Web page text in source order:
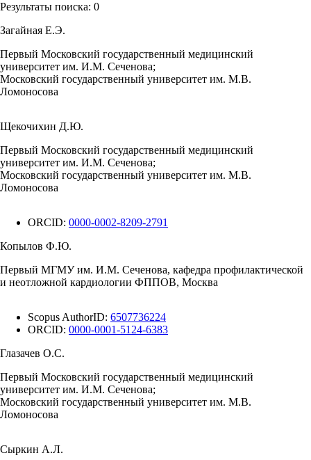
Результаты поиска: 0
Загайная Е.Э.
Первый Московский государственный медицинский
университет им. И.М. Сеченова;
Московский государственный университет им. М.В.
Ломоносова
Щекочихин Д.Ю.
Первый Московский государственный медицинский
университет им. И.М. Сеченова;
Московский государственный университет им. М.В.
Ломоносова
ORCID: 0000-0002-8209-2791
Копылов Ф.Ю.
Первый МГМУ им. И.М. Сеченова, кафедра профилактической
и неотложной кардиологии ФППОВ, Москва
Scopus AuthorID: 6507736224
ORCID: 0000-0001-5124-6383
Глазачев О.С.
Первый Московский государственный медицинский
университет им. И.М. Сеченова;
Московский государственный университет им. М.В.
Ломоносова
Сыркин А.Л.